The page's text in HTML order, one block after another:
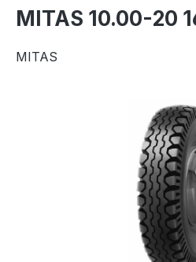
MITAS 10.00-20
MITAS
Bildergalerie überspringen